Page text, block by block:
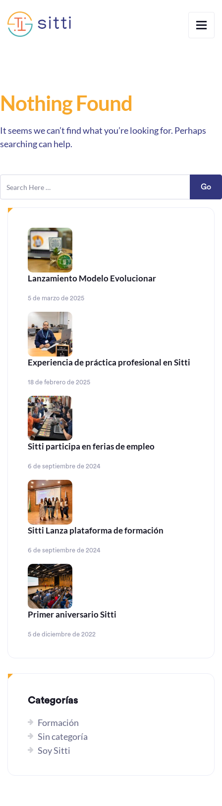
Nothing Found
It seems we can’t find what you’re looking for. Perhaps
searching can help.
Go
Lanzamiento Modelo Evolucionar
5 de marzo de 2025
Experiencia de práctica profesional en Sitti
18 de febrero de 2025
Sitti participa en ferias de empleo
6 de septiembre de 2024
Sitti Lanza plataforma de formación
6 de septiembre de 2024
Primer aniversario Sitti
5 de diciembre de 2022
Categorías
Formación
Sin categoría
Soy Sitti